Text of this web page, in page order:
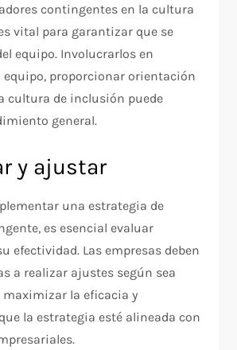
contingentes en la cultura
vital para garantizar que se
equipo. Involucrarlos en
equipo, proporcionar orientación
cultura de inclusión puede
general.
y ajustar
una estrategia de
es esencial evaluar
efectividad. Las empresas deben
a realizar ajustes según sea
maximizar la eficacia y
la estrategia esté alineada con